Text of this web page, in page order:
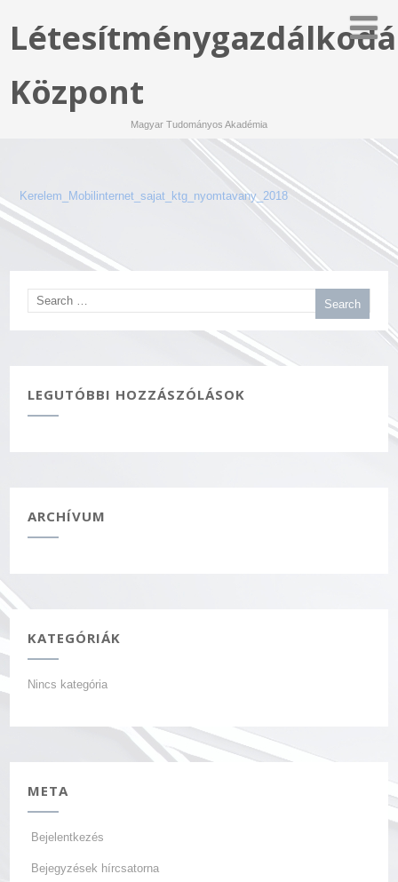
Központ
Magyar Tudományos Akadémia
Kerelem_Mobilinternet_sajat_ktg_nyomtavany_2018
LEGUTÓBBI HOZZÁSZÓLÁSOK
ARCHÍVUM
KATEGÓRIÁK
Nincs kategória
META
Bejelentkezés
Bejegyzések hírcsatorna